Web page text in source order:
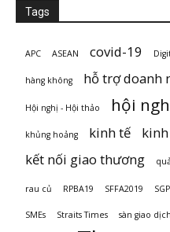
Tags
APC ASEAN covid-19
hàng không hỗ trợ doanh
Hội nghị - Hội thảo hội
khủng hoảng kinh tế
kết nối giao thương
rau củ RPBA19 SFFA2019
SMEs Straits Times sàn giao